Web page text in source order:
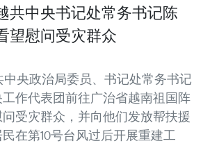
共中央书记处常务书记陈
望慰问受灾群众
中央政治局委员、书记处常务书记
作代表团前往广治省越南祖国阵
受灾群众，并向他们发放帮扶援
在第10号台风过后开展重建工